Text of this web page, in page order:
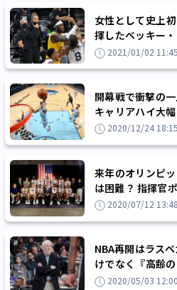
女性として史上
揮したベッキー
たかった」
2021/01/02 11:45
開幕戦で衝撃の
キャリアハイ大
然うれしくない」
2020/12/24 18:15
来年のオリンピ
は困難？ 指揮官
を招集するには幸
2020/07/12 13:48
NBA再開はラス
けでなく『高齢
討中2020/05/03 12:00